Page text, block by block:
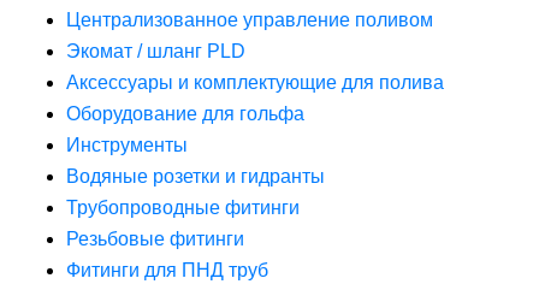
Централизованное управление поливом
Экомат / шланг PLD
Аксессуары и комплектующие для полива
Оборудование для гольфа
Инструменты
Водяные розетки и гидранты
Трубопроводные фитинги
Резьбовые фитинги
Фитинги для ПНД труб